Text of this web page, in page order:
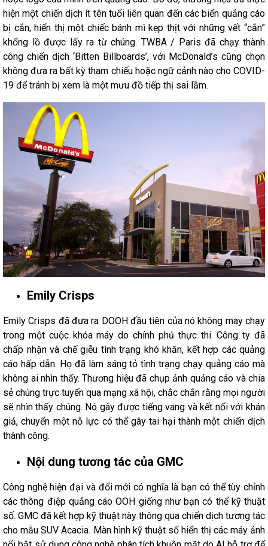
hiện một chiến dịch ít tên tuổi liên quan đến các biển quảng cáo
bị cắn, hiển thị một chiếc bánh mì kẹp thịt với những vết “cắn”
khổng lồ được lấy ra từ chúng. TWBA / Paris đã chạy thành
công chiến dịch ‘Bitten Billboards’, với McDonald’s cũng chọn
không đưa ra bất kỳ tham chiếu hoặc ngữ cảnh nào cho COVID-
19 để tránh bị xem là một mưu đồ tiếp thị sai lầm.
Emily Crisps
Emily Crisps đã đưa ra DOOH đầu tiên của nó không may chạy
trong một cuộc khóa máy do chính phủ thực thi. Công ty đã
chấp nhận và chế giễu tình trạng khó khăn, kết hợp các quảng
cáo hấp dẫn. Họ đã làm sáng tỏ tình trạng chạy quảng cáo mà
không ai nhìn thấy. Thương hiệu đã chụp ảnh quảng cáo và chia
sẻ chúng trực tuyến qua mạng xã hội, chắc chắn rằng mọi người
sẽ nhìn thấy chúng. Nó gây được tiếng vang và kết nối với khán
giả, chuyển một nỗ lực có thể gây tai hại thành một chiến dịch
thành công.
Nội dung tương tác của GMC
Công nghệ hiện đại và đổi mới có nghĩa là bạn có thể tùy chỉnh
các thông điệp quảng cáo OOH giống như bạn có thể kỹ thuật
số. GMC đã kết hợp kỹ thuật này thông qua chiến dịch tương tác
cho mẫu SUV Acacia. Màn hình kỹ thuật số hiển thị các máy ảnh